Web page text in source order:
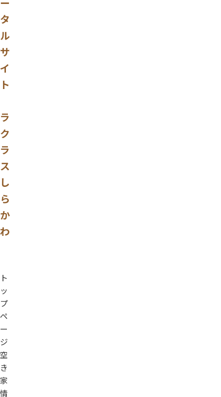
タ
ル
サ
イ
ト
ラ
ク
ラ
ス
し
ら
か
わ
ト
ッ
プ
ペ
ー
ジ
空
き
家
情